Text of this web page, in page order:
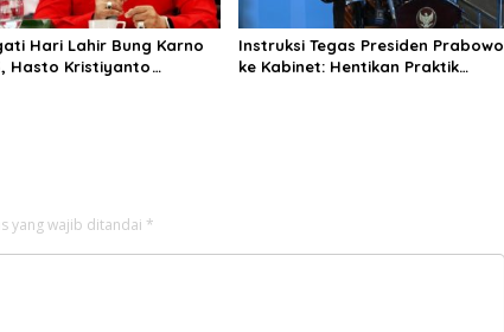
Hari Lahir Bung Karno
Hasto Kristiyanto
Instruksi Tegas Presiden Prabowo
ke Kabinet: Hentikan Praktik
yang wajib ditandai *